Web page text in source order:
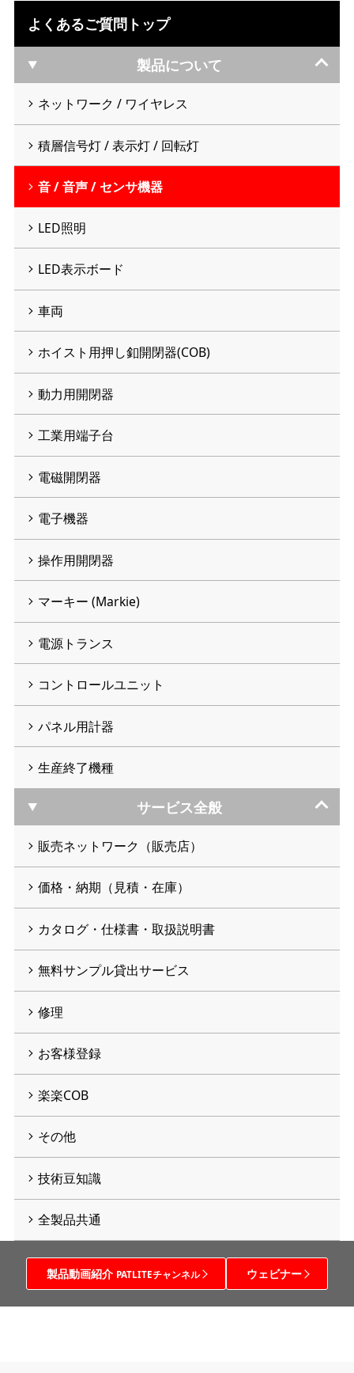
よくあるご質問トップ
製品について
ネットワーク / ワイヤレス
積層信号灯 / 表示灯 / 回転灯
音 / 音声 / センサ機器
LED照明
LED表示ボード
車両
ホイスト用押し釦開閉器(COB)
動力用開閉器
工業用端子台
電磁開閉器
電子機器
操作用開閉器
マーキー (Markie)
電源トランス
コントロールユニット
パネル用計器
生産終了機種
サービス全般
販売ネットワーク（販売店）
価格・納期（見積・在庫）
カタログ・仕様書・取扱説明書
無料サンプル貸出サービス
修理
お客様登録
楽楽COB
その他
技術豆知識
全製品共通
製品動画紹介 PATLITEチャンネル ウェビナー